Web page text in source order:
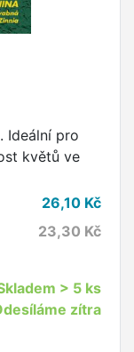
Ideální pro
květů ve
26,10 Kč
23,30 Kč
> 5 ks
zítra